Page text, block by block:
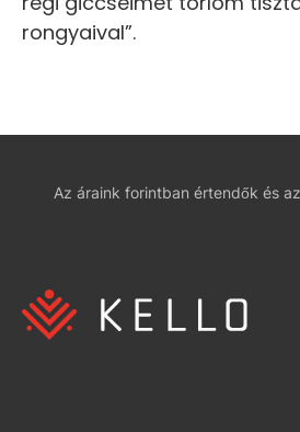
rongyaival”.
Az áraink forintban értendők és